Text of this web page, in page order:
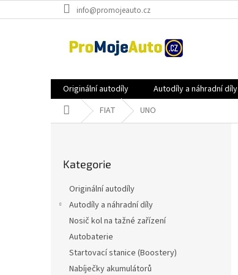
na
info@promojeauto.cz
Originální autodíly Autodíly a náhradní díly
Domů FIAT UNO
kategorie
Kategorie
Originální autodíly
Autodíly a náhradní díly
Nosič kol na tažné zařízení
Autobaterie
Startovací stanice (Boostery)
Nabíječky akumulátorů